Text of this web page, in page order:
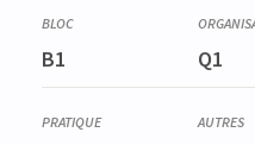
B1 Q1